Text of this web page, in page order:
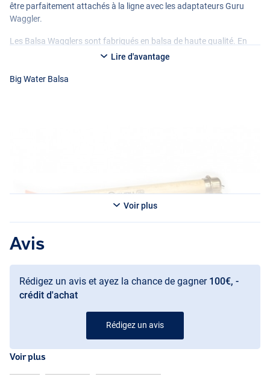
Balsa
être parfaitement attachés à la ligne avec les adaptateurs Guru
Waggler.
Les Balsa Wagglers sont fabriqués en balsa de haute qualité. En
outre, les Balsa Wagglers sont prépesés et équipés d’un anneau qui
Les Balsa Wagglers sont aussi disponibles en version Big Water, ces
camouflante. De plus, les Foam Wagglers peuvent être
parfaitement lestés avec les Guru Waggler Converters.
Lire d'avantage
Big Water Balsa
Balsa
Voir plus
Avis
Rédigez un avis et ayez la chance de gagner 100€, -
crédit d'achat
Rédigez un avis
Voir plus